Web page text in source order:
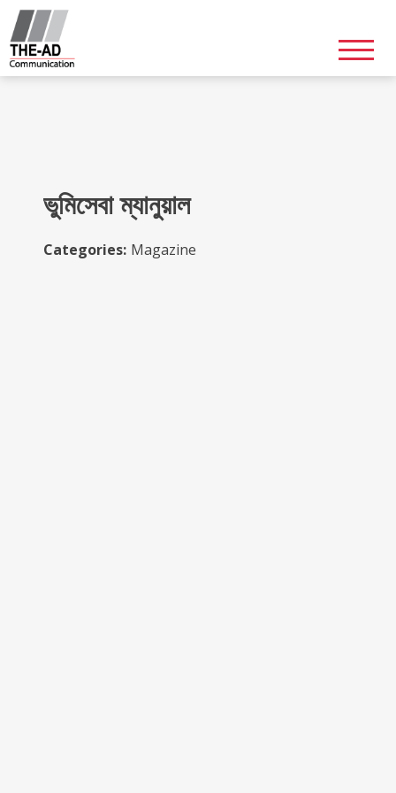
Skip
to
content
ভুমিসেবা ম্যানুয়াল
Categories: Magazine